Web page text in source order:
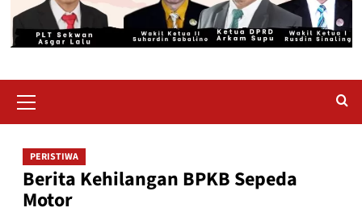
Menu
PERISTIWA
Berita Kehilangan BPKB Sepeda
Motor